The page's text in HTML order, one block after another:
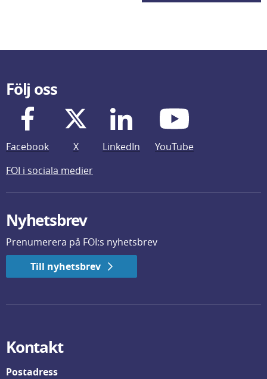
Följ oss
Facebook X LinkedIn
YouTube
FOI i sociala medier
Nyhetsbrev
Prenumerera på FOI:s nyhetsbrev
Till nyhetsbrev
Kontakt
Postadress